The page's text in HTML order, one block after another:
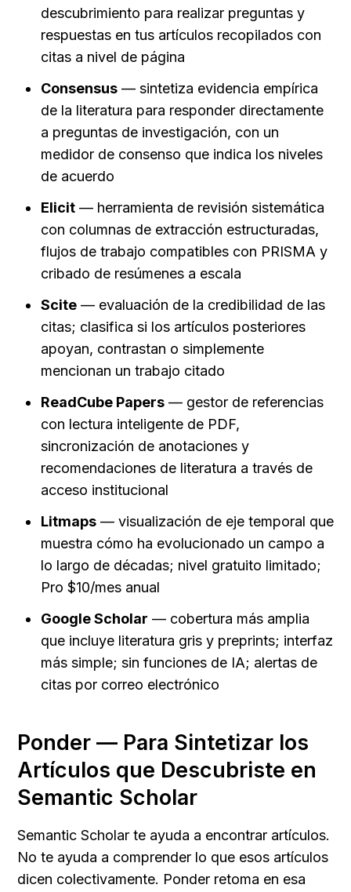
descubrimiento para realizar preguntas y
respuestas en tus artículos recopilados con
citas a nivel de página
Consensus — sintetiza evidencia empírica
de la literatura para responder directamente
a preguntas de investigación, con un
medidor de consenso que indica los niveles
de acuerdo
Elicit — herramienta de revisión sistemática
con columnas de extracción estructuradas,
flujos de trabajo compatibles con PRISMA y
cribado de resúmenes a escala
Scite — evaluación de la credibilidad de las
citas; clasifica si los artículos posteriores
apoyan, contrastan o simplemente
mencionan un trabajo citado
ReadCube Papers — gestor de referencias
con lectura inteligente de PDF,
sincronización de anotaciones y
recomendaciones de literatura a través de
acceso institucional
Litmaps — visualización de eje temporal que
muestra cómo ha evolucionado un campo a
lo largo de décadas; nivel gratuito limitado;
Pro $10/mes anual
Google Scholar — cobertura más amplia
que incluye literatura gris y preprints; interfaz
más simple; sin funciones de IA; alertas de
citas por correo electrónico
Ponder — Para Sintetizar los
Artículos que Descubriste en
Semantic Scholar
Semantic Scholar te ayuda a encontrar artículos.
No te ayuda a comprender lo que esos artículos
dicen colectivamente. Ponder retoma en esa